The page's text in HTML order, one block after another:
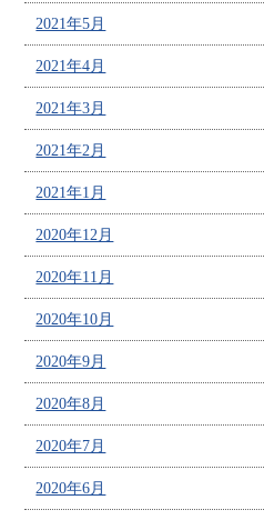
2021年5月
2021年4月
2021年3月
2021年2月
2021年1月
2020年12月
2020年11月
2020年10月
2020年9月
2020年8月
2020年7月
2020年6月